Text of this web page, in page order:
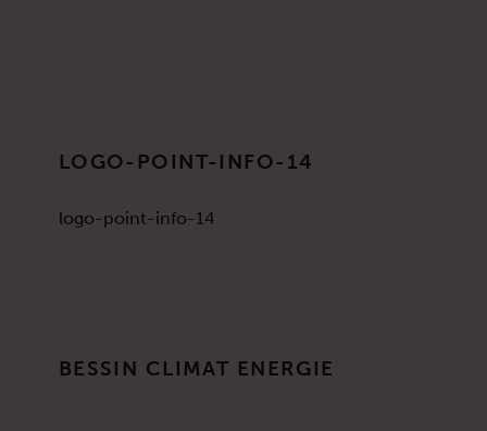
LOGO-POINT-INFO-14
logo-point-info-14
BESSIN CLIMAT ENERGIE